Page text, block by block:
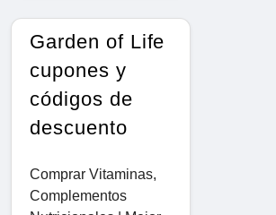
Garden of Life
cupones y
códigos de
descuento
Comprar Vitaminas,
Complementos